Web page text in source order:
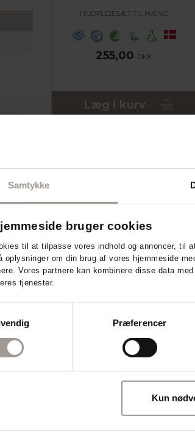
Samtykke
bruger cookies
til at tilpasse vores indhold og annoncer, til
oplysninger om din brug af vores hjemmeside
Vores partnere kan kombinere disse data
tjenester.
Præferencer
Kun
HUDPLEJESÆT TIL MÆND
255,00 DKK
Læg i kurv
DERMA FAMILY
DERMA 24H FACE CREAM
(50 ML)
49,95DKK
Læg i kurv